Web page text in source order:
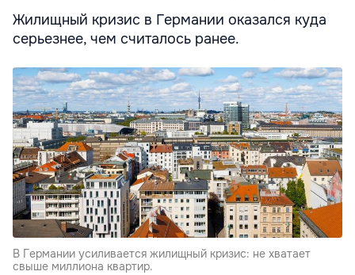
Жилищный кризис в Германии оказался куда
серьезнее, чем считалось ранее.
В Германии усиливается жилищный кризис: не хватает
свыше миллиона квартир.